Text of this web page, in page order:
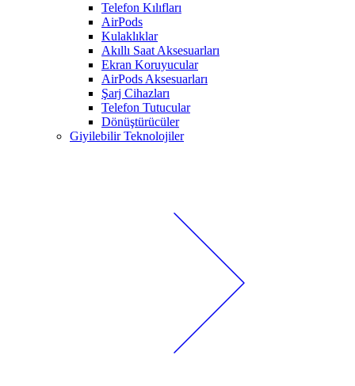
Telefon Kılıfları
AirPods
Kulaklıklar
Akıllı Saat Aksesuarları
Ekran Koruyucular
AirPods Aksesuarları
Şarj Cihazları
Telefon Tutucular
Dönüştürücüler
Giyilebilir Teknolojiler